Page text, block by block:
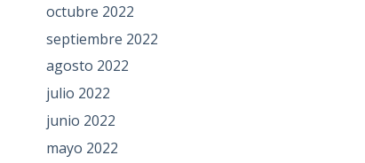
octubre 2022
septiembre 2022
agosto 2022
julio 2022
junio 2022
mayo 2022